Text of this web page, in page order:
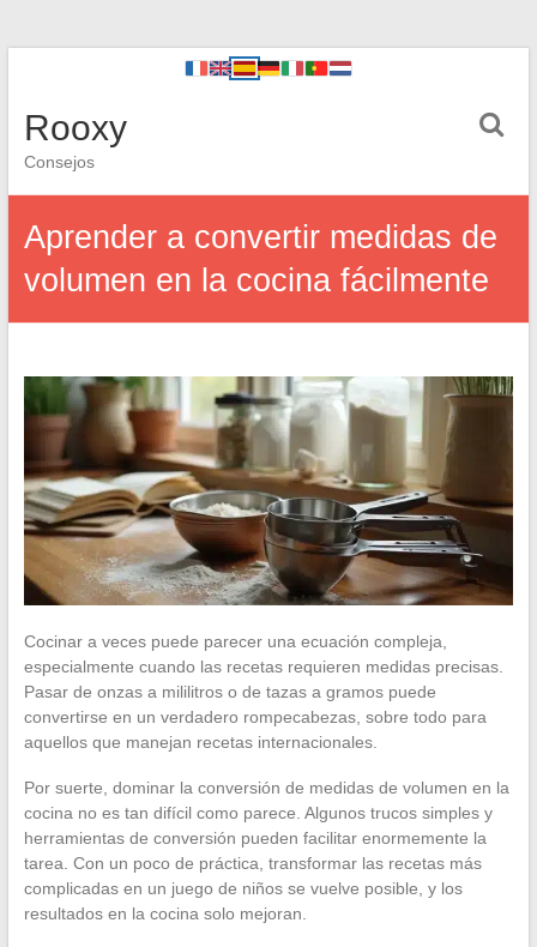
Rooxy
Consejos
Aprender a convertir medidas de
volumen en la cocina fácilmente
Cocinar a veces puede parecer una ecuación compleja,
especialmente cuando las recetas requieren medidas precisas.
Pasar de onzas a mililitros o de tazas a gramos puede
convertirse en un verdadero rompecabezas, sobre todo para
aquellos que manejan recetas internacionales.
Por suerte, dominar la conversión de medidas de volumen en la
cocina no es tan difícil como parece. Algunos trucos simples y
herramientas de conversión pueden facilitar enormemente la
tarea. Con un poco de práctica, transformar las recetas más
complicadas en un juego de niños se vuelve posible, y los
resultados en la cocina solo mejoran.